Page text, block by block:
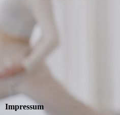
Impressum